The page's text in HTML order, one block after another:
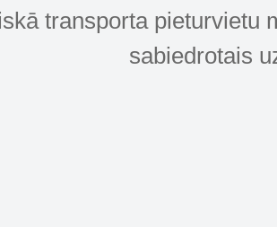
transporta pieturvietu
sabiedrotais